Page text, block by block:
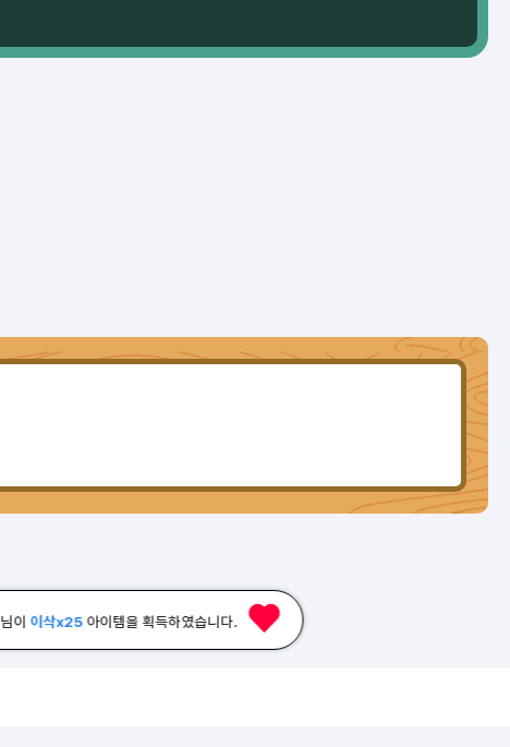
님이 이삭x25 아이템을 획득하였습니다.